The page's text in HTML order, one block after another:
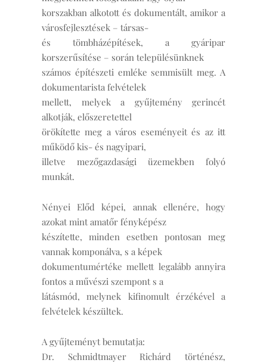
korszakban alkotott és dokumentált, amikor a
városfejlesztések – társas-
és tömbházépítések, a gyáripar
korszerűsítése – során településünknek
számos építészeti emléke semmisült meg. A
dokumentarista felvételek
mellett, melyek a gyűjtemény gerincét
alkotják, előszeretettel
örökítette meg a város eseményeit és az itt
működő kis- és nagyipari,
illetve mezőgazdasági üzemekben folyó
munkát.
Nényei Előd képei, annak ellenére, hogy
azokat mint amatőr fényképész
készítette, minden esetben pontosan meg
vannak komponálva, s a képek
dokumentumértéke mellett legalább annyira
fontos a művészi szempont s a
látásmód, melynek kifinomult érzékével a
felvételek készültek.
A gyűjteményt bemutatja:
Dr. Schmidtmayer Richárd történész,